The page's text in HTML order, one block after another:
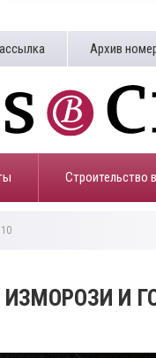
Архив
Строительство
И